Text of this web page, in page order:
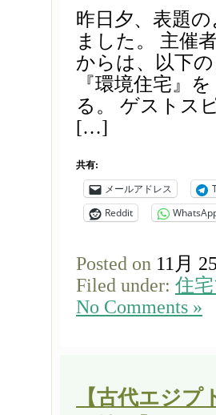
昨日夕、表題
ました。 主催
からは、以下
『環境住宅』
る。 ゲストス
[…]
共有:
メールアドレス
Reddit
Posted on 11月
Filed under: 住
No Comments »
【古代エジ